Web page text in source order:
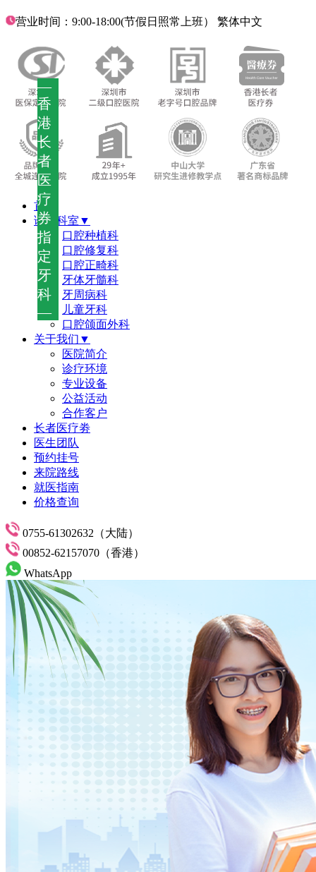
—
香
港
长
者
医
疗
券
指
定
牙
科
—
营业时间：9:00-18:00(节假日照常上班） 繁体中文
首页
诊疗科室▼
口腔种植科
口腔修复科
口腔正畸科
牙体牙髓科
牙周病科
儿童牙科
口腔颌面外科
关于我们▼
医院简介
诊疗环境
专业设备
公益活动
合作客户
长者医疗劵
医生团队
预约挂号
来院路线
就医指南
价格查询
0755-61302632（大陆）
00852-62157070（香港）
WhatsApp